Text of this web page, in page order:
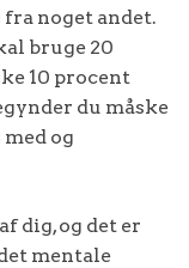
fra noget andet.
bruge 20
10 procent
du måske
og
dig, og det er
mentale